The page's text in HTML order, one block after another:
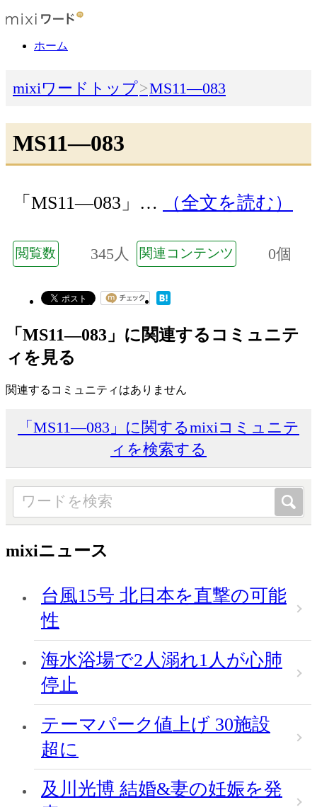
ホーム
mixiワードトップ MS11―083
MS11―083
「MS11―083」… （全文を読む）
閲覧数 345人 関連コンテンツ 0個
「MS11―083」に関連するコミュニテ
ィを見る
関連するコミュニティはありません
「MS11―083」に関するmixiコミュニテ
ィを検索する
mixiニュース
台風15号 北日本を直撃の可能
性
海水浴場で2人溺れ1人が心肺
停止
テーマパーク値上げ 30施設
超に
及川光博 結婚&妻の妊娠を発